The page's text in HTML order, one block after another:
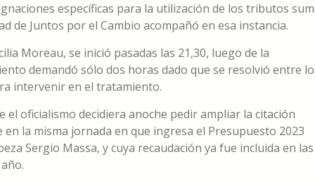
específicas para la utilización de los tributos
de Juntos por el Cambio acompañó en esa instancia.
Moreau, se inició pasadas las 21,30, luego de la
demandó sólo dos horas dado que se resolvió entre
intervenir en el tratamiento.
oficialismo decidiera anoche pedir ampliar la citación
la misma jornada en que ingresa el Presupuesto 2023
Sergio Massa, y cuya recaudación ya fue incluida en las